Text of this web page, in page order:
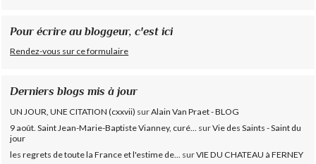
Pour écrire au bloggeur, c'est ici
Rendez-vous sur ce formulaire
Derniers blogs mis à jour
UN JOUR, UNE CITATION (cxxvii) surAlain Van Praet - BLOG
9 août. Saint Jean-Marie-Baptiste Vianney, curé...
surVie des Saints - Saint du
jour
les regrets de toute la France et l'estime de...
surVIE DU CHATEAU à FERNEY